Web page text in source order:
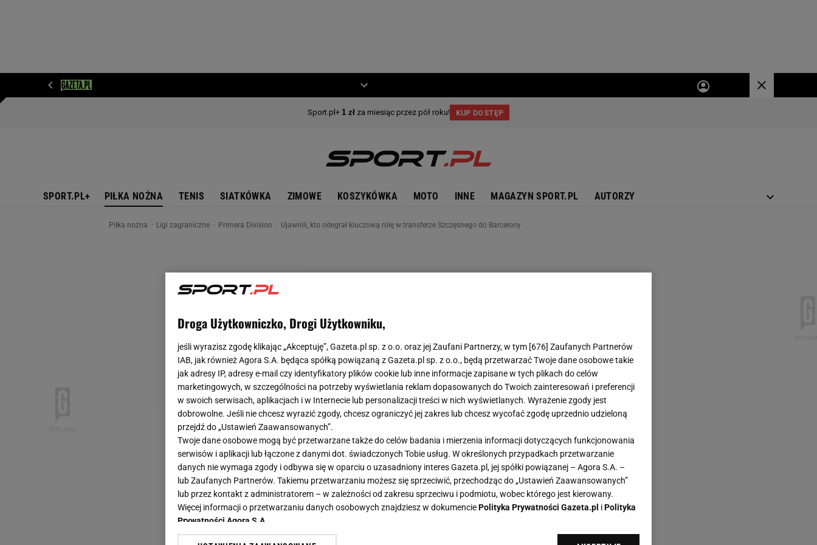
SPORT.PL+ PIŁKA NOŻNA TENIS SIATKÓWKA ZIMOWE KOSZYKÓWKA MOTO INNE MAGAZYN SPORT.PL AUTORZY
Piłka nożna Ligi zagraniczne Primera Division Ujawnili, kto odegrał kluczową rolę w transferze Szczęsnego do Barcelony
Droga Użytkowniczko, Drogi Użytkowniku,
jeśli wyrazisz zgodę klikając „Akceptuję”, Gazeta.pl sp. z o.o. oraz jej Zaufani Partnerzy, w tym [676] Zaufanych Partnerów
IAB, jak również Agora S.A. będąca spółką powiązaną z Gazeta.pl sp. z o.o., będą przetwarzać Twoje dane osobowe takie
jak adresy IP, adresy e-mail czy identyfikatory plików cookie lub inne informacje zapisane w tych plikach do celów
marketingowych, w szczególności na potrzeby wyświetlania reklam dopasowanych do Twoich zainteresowań i preferencji
w swoich serwisach, aplikacjach i w Internecie lub personalizacji treści w nich wyświetlanych. Wyrażenie zgody jest
dobrowolne. Jeśli nie chcesz wyrazić zgody, chcesz ograniczyć jej zakres lub chcesz wycofać zgodę uprzednio udzieloną
przejdź do „Ustawień Zaawansowanych”.
Twoje dane osobowe mogą być przetwarzane także do celów badania i mierzenia informacji dotyczących funkcjonowania
serwisów i aplikacji lub łączone z danymi dot. świadczonych Tobie usług. W określonych przypadkach przetwarzanie
danych nie wymaga zgody i odbywa się w oparciu o uzasadniony interes Gazeta.pl, jej spółki powiązanej – Agora S.A. –
lub Zaufanych Partnerów. Takiemu przetwarzaniu możesz się sprzeciwić, przechodząc do „Ustawień Zaawansowanych”
lub przez kontakt z administratorem – w zależności od zakresu sprzeciwu i podmiotu, wobec którego jest kierowany.
Więcej informacji o przetwarzaniu danych osobowych znajdziesz w dokumenciePolityka Prywatności Gazeta.pl iPolityka
Prywatności Agora S.A.